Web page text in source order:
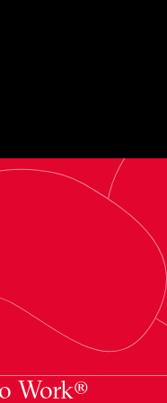
Best Workplaces™
Work®